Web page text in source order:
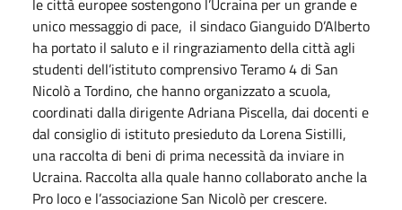
unico messaggio di pace, il sindaco Gianguido D’Alberto
ha portato il saluto e il ringraziamento della città agli
studenti dell’istituto comprensivo Teramo 4 di San
Nicolò a Tordino, che hanno organizzato a scuola,
coordinati dalla dirigente Adriana Piscella, dai docenti e
dal consiglio di istituto presieduto da Lorena Sistilli,
una raccolta di beni di prima necessità da inviare in
Ucraina. Raccolta alla quale hanno collaborato anche la
Pro loco e l’associazione San Nicolò per crescere.